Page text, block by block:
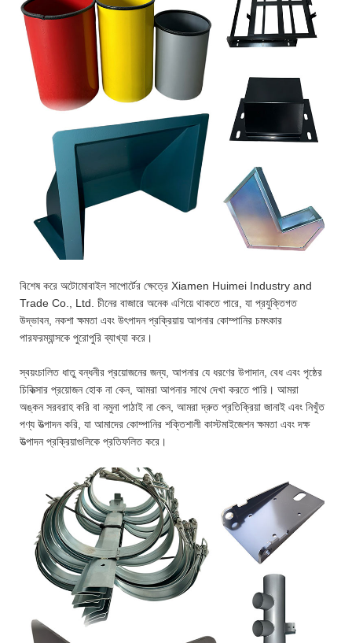
বিশেষ করে অটোমোবাইল সাপোর্টের ক্ষেত্রে Xiamen Huimei Industry and
Trade Co., Ltd. চীনের বাজারে অনেক এগিয়ে থাকতে পারে, যা প্রযুক্তিগত
উদ্ভাবন, নকশা ক্ষমতা এবং উৎপাদন প্রক্রিয়ায় আপনার কোম্পানির চমৎকার
পারফরম্যান্সকে পুরোপুরি ব্যাখ্যা করে।
স্বয়ংচালিত ধাতু বন্ধনীর প্রয়োজনের জন্য, আপনার যে ধরণের উপাদান, বেধ এবং পৃষ্ঠের
চিকিত্সার প্রয়োজন হোক না কেন, আমরা আপনার সাথে দেখা করতে পারি। আমরা
অঙ্কন সরবরাহ করি বা নমুনা পাঠাই না কেন, আমরা দ্রুত প্রতিক্রিয়া জানাই এবং নিখুঁত
পণ্য উত্পাদন করি, যা আমাদের কোম্পানির শক্তিশালী কাস্টমাইজেশন ক্ষমতা এবং দক্ষ
উত্পাদন প্রক্রিয়াগুলিকে প্রতিফলিত করে।